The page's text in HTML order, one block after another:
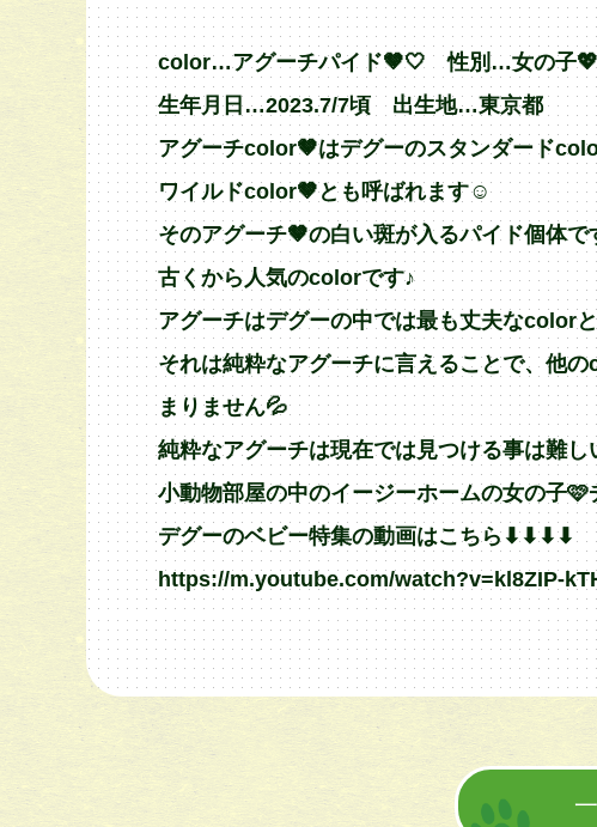
color…アグーチパイド🤎🤍 性別…女の子💖
生年月日…2023.7/7頃 出生地…東京都
アグーチcolor🤎はデグーのスタンダード
ワイルドcolor🤎とも呼ばれます☺️
そのアグーチ🤎の白い斑が入るパイド個体で
古くから人気のcolorです♪
アグーチはデグーの中では最も丈夫なcolor
それは純粋なアグーチに言えることで、他
まりません💦
純粋なアグーチは現在では見つける事は難し
小動物部屋の中のイージーホームの女の子
デグーのベビー特集の動画はこちら⬇︎⬇︎⬇︎⬇︎
https://m.youtube.com/watch?v=kl8ZIP-